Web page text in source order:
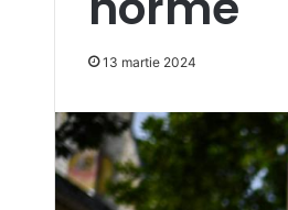
13 martie 2024